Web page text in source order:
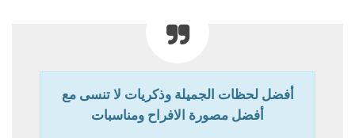
أفضل لحظات الجميلة وذكريات لا تنسى مع
أفضل مصورة الافراح ومناسبات